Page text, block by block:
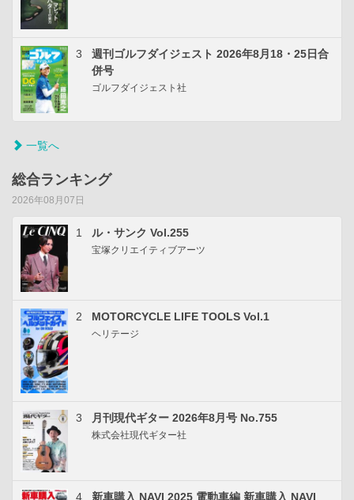
3
週刊ゴルフダイジェスト 2026年8月18・25日合
併号
ゴルフダイジェスト社
一覧へ
総合ランキング
2026年08月07日
1 ル・サンク Vol.255
宝塚クリエイティブアーツ
2 MOTORCYCLE LIFE TOOLS Vol.1
ヘリテージ
3 月刊現代ギター 2026年8月号 No.755
株式会社現代ギター社
4
新車購入 NAVI 2025 電動車編 新車購入 NAVI